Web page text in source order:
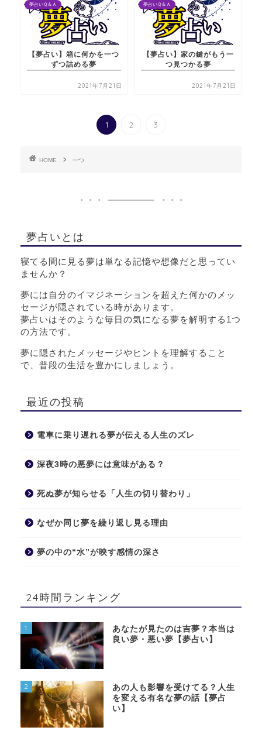
夢占いＱ＆Ａ
【夢占い】箱に何かを一つ
ずつ詰める夢
2021年7月21日
夢占いＱ＆Ａ
【夢占い】家の鍵がもう一
つ見つかる夢
2021年7月21日
1 2 3
HOME 一つ
夢占いとは
寝てる間に見る夢は単なる記憶や想像だと思ってい
ませんか？
夢には自分のイマジネーションを超えた何かのメッ
セージが隠されている時があります。
夢占いはそのような毎日の気になる夢を解明する1つ
の方法です。
夢に隠されたメッセージやヒントを理解すること
で、普段の生活を豊かにしましょう。
最近の投稿
電車に乗り遅れる夢が伝える人生のズレ
深夜3時の悪夢には意味がある？
死ぬ夢が知らせる「人生の切り替わり」
なぜか同じ夢を繰り返し見る理由
夢の中の“水”が映す感情の深さ
24時間ランキング
1
あなたが見たのは吉夢？本当は
良い夢・悪い夢【夢占い】
2
あの人も影響を受けてる？人生
を変える有名な夢の話【夢占
い】